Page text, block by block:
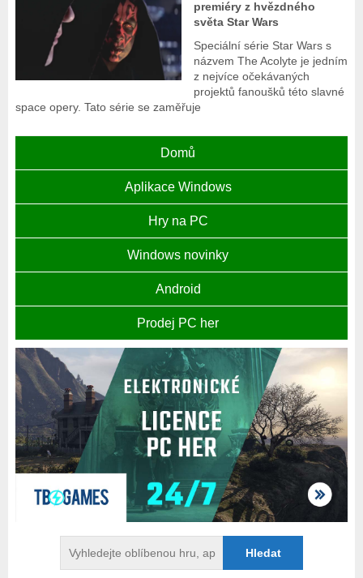
premiéry z hvězdného
světa Star Wars
Speciální série Star Wars s
názvem The Acolyte je jedním
z nejvíce očekávaných
projektů fanoušků této slavné
space opery. Tato série se zaměřuje
Domů
Aplikace Windows
Hry na PC
Windows novinky
Android
Prodej PC her